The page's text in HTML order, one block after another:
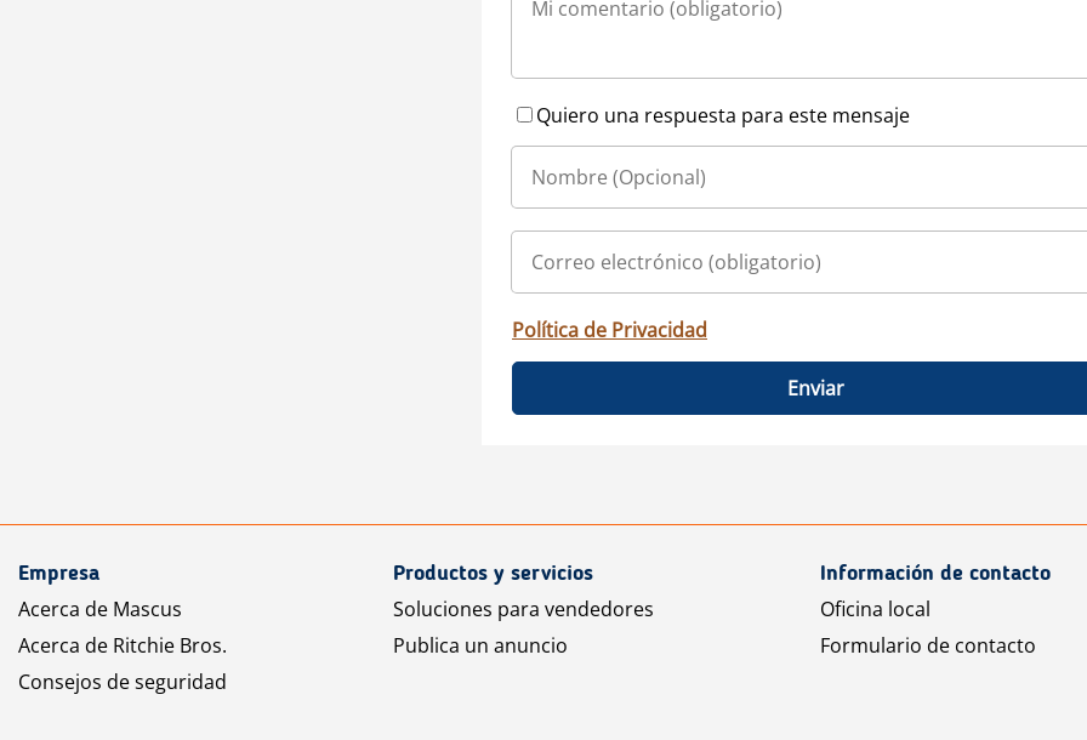
Quiero una respuesta para este mensaje
Política de Privacidad
Enviar
Empresa
Acerca de Mascus
Acerca de Ritchie Bros.
Consejos de seguridad
Productos y servicios
Soluciones para vendedores
Publica un anuncio
Información de contacto
Oficina local
Formulario de contacto